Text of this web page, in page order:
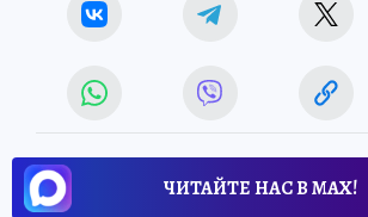
ЧИТАЙТЕ НАС В МАХ!